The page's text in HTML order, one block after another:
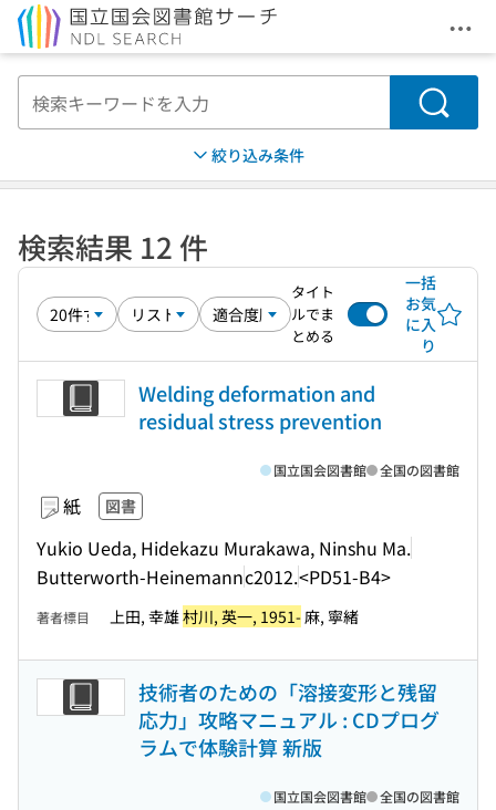
メ
検索
絞り込み条件
検索結果 12 件
タイト
ルでま
とめる
一括
お気
に入
り
Welding deformation and
residual stress prevention
紙 図書
Yukio Ueda, Hidekazu Murakawa, Ninshu Ma.
Butterworth-Heinemannc2012.<PD51-B4>
国立国会図書館 全国の図書館
著者標目 上田, 幸雄村川, 英一, 1951-麻, 寧緒
技術者のための「溶接変形と残留
応力」攻略マニュアル : CDプログ
ラムで体験計算 新版
国立国会図書館 全国の図書館